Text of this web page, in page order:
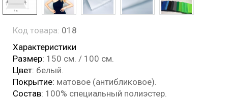
Код товара: 018
Характеристики
Размер: 150 см. / 100 см.
Цвет: белый.
Покрытие: матовое (антибликовое).
Состав: 100% специальный полиэстер.